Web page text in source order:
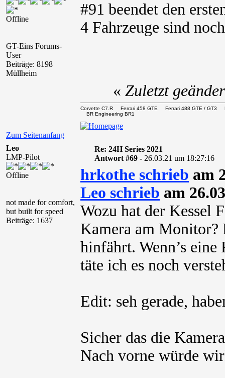
Offline
GT-Eins Forums-
User
Beiträge: 8198
Müllheim
#91 beendet den
4 Fahrzeuge sind
Zum Seitenanfang
« Zuletzt
Corvette C7.R Ferrari 458 GTE Ferrari 488 GTE /
BR Engineering BR1
Leo
LMP-Pilot
Offline
not made for comfort,
but built for speed
Beiträge: 1637
Re: 24H Series 2021
Antwort #69 - 26.03.21 um 18:27:16
hrkothe schrieb am
Leo schrieb am
Wozu hat der Kessel
Kamera am Monitor?
hinfährt. Wenn’s
täte ich es noch
Edit: seh gerade,
Sicher das die
Nach vorne würde